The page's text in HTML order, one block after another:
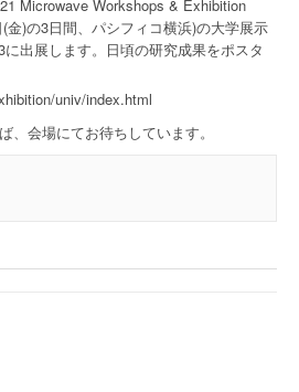
Microwave Workshops & Exhibition
金)の3日間、パシフィコ横浜)の大学展示
出展します。日頃の研究成果をポスタ
univ/index.html
、会場にてお待ちしています。